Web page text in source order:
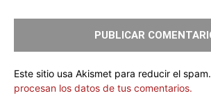
Este sitio usa Akismet para reducir el spam.
procesan los datos de tus comentarios.